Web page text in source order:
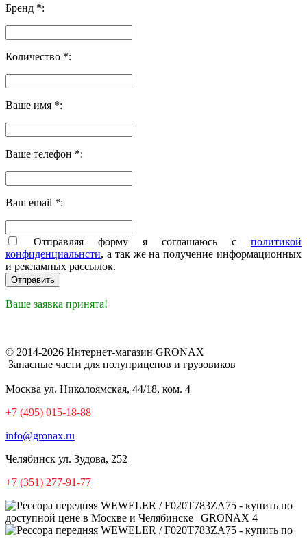
Бренд *:
Количество *:
Ваше имя *:
Ваше телефон *:
Ваш email *:
Отправляя форму я соглашаюсь с политикой
конфиденциальнсти, а так же на получение информационных
и рекламных рассылок.
Ваше заявка принята!
© 2014-2026 Интернет-магазин GRONAX
Запасные части для полуприцепов и грузовиков
Москва ул. Николоямская, 44/18, ком. 4
+7 (495) 015-18-88
info@gronax.ru
Челябинск ул. Зудова, 252
+7 (351) 277-91-77